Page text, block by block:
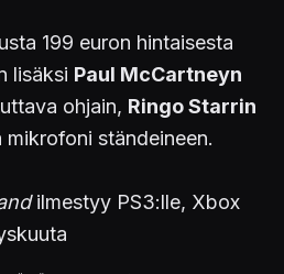
199 euron hintaisesta
lisäksi Paul McCartneyn
ohjain, Ringo Starrin
ständeineen.
ilmestyy PS3:lle, Xbox